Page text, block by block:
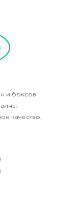
и боксов.
качество,